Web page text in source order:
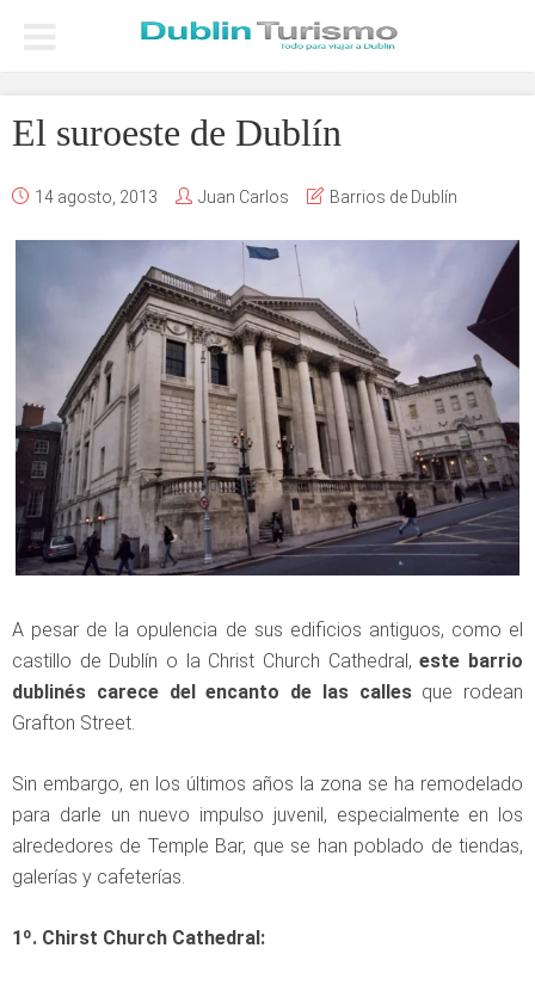
El suroeste de Dublín
14 agosto, 2013 Juan Carlos Barrios de Dublín
A pesar de la opulencia de sus edificios antiguos, como el
castillo de Dublín o la Christ Church Cathedral,este barrio
dublinés carece del encanto de las callesque rodean
Grafton Street.
Sin embargo, en los últimos años la zona se ha remodelado
para darle un nuevo impulso juvenil, especialmente en los
alrededores de Temple Bar, que se han poblado de tiendas,
galerías y cafeterías.
1º. Chirst Church Cathedral: